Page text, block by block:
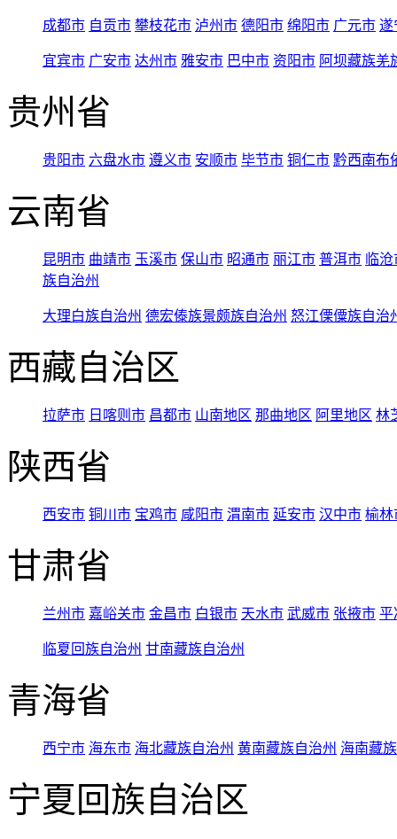
成都市 自贡市 攀枝花市 泸州市 德阳市 绵阳市 广元市 遂
宜宾市 广安市 达州市 雅安市 巴中市 资阳市 阿坝藏族羌
贵州省
贵阳市 六盘水市 遵义市 安顺市 毕节市 铜仁市 黔西南布
云南省
昆明市 曲靖市 玉溪市 保山市 昭通市 丽江市 普洱市 临
族自治州
大理白族自治州 德宏傣族景颇族自治州 怒江傈僳族自治
西藏自治区
拉萨市 日喀则市 昌都市 山南地区 那曲地区 阿里地区 林
陕西省
西安市 铜川市 宝鸡市 咸阳市 渭南市 延安市 汉中市 榆林
甘肃省
兰州市 嘉峪关市 金昌市 白银市 天水市 武威市 张掖市 平
临夏回族自治州 甘南藏族自治州
青海省
西宁市 海东市 海北藏族自治州 黄南藏族自治州 海南藏
宁夏回族自治区